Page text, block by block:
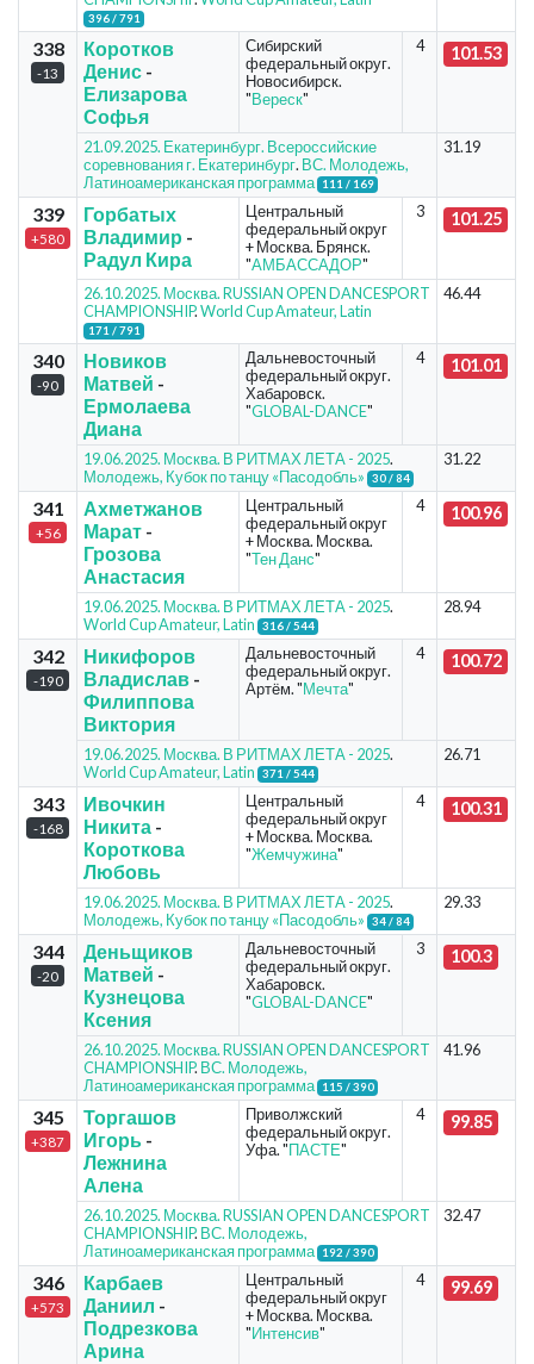
396 / 791
338
-13
Коротков
Денис-
Елизарова
Софья
Сибирский
федеральный округ.
Новосибирск.
"Вереск"
4 101.53
21.09.2025. Екатеринбург. Всероссийские
соревнования г. Екатеринбург. ВС. Молодежь,
Латиноамериканская программа
111 / 169
31.19
339
+580
Горбатых
Владимир -
Радул Кира
Центральный
федеральный округ
+ Москва. Брянск.
"АМБАССАДОР"
3 101.25
26.10.2025. Москва. RUSSIAN OPEN DANCESPORT
CHAMPIONSHIP.World Cup Amateur, Latin
171 / 791
46.44
340
-90
Новиков
Матвей -
Ермолаева
Диана
Дальневосточный
федеральный округ.
Хабаровск.
"GLOBAL-DANCE"
4 101.01
19.06.2025. Москва. В РИТМАХ ЛЕТА - 2025.
Молодежь, Кубок по танцу «Пасодобль»
30 / 84
31.22
341
+56
Ахметжанов
Марат-
Грозова
Анастасия
Центральный
федеральный округ
+ Москва. Москва.
"Тен Данс"
4 100.96
19.06.2025. Москва. В РИТМАХ ЛЕТА - 2025.
World Cup Amateur, Latin
316 / 544
28.94
342
-190
Никифоров
Владислав-
Филиппова
Виктория
Дальневосточный
федеральный округ.
Артём. "Мечта"
4 100.72
19.06.2025. Москва. В РИТМАХ ЛЕТА - 2025.
World Cup Amateur, Latin
371 / 544
26.71
343
-168
Ивочкин
Никита-
Короткова
Любовь
Центральный
федеральный округ
+ Москва. Москва.
"Жемчужина"
4 100.31
19.06.2025. Москва. В РИТМАХ ЛЕТА - 2025.
Молодежь, Кубок по танцу «Пасодобль»
34 / 84
29.33
344
-20
Деньщиков
Матвей -
Кузнецова
Ксения
Дальневосточный
федеральный округ.
Хабаровск.
"GLOBAL-DANCE"
3 100.3
26.10.2025. Москва. RUSSIAN OPEN DANCESPORT
CHAMPIONSHIP. ВС. Молодежь,
Латиноамериканская программа
115 / 390
41.96
345
+387
Торгашов
Игорь-
Лежнина
Алена
Приволжский
федеральный округ.
Уфа. "ПАСТЕ"
4 99.85
26.10.2025. Москва. RUSSIAN OPEN DANCESPORT
CHAMPIONSHIP. ВС. Молодежь,
Латиноамериканская программа
192 / 390
32.47
346
+573
Карбаев
Даниил -
Подрезкова
Арина
Центральный
федеральный округ
+ Москва. Москва.
"Интенсив"
4 99.69